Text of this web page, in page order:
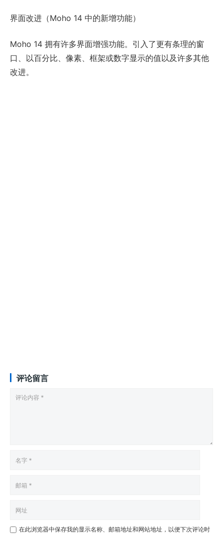
界面改进（Moho 14 中的新增功能）
Moho 14 拥有许多界面增强功能。引入了更有条理的窗
口、以百分比、像素、框架或数字显示的值以及许多其他
改进。
评论留言
在此浏览器中保存我的显示名称、邮箱地址和网站地址，以便下次评论时